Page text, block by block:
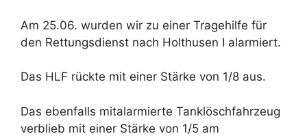
Am 25.06. wurden wir zu einer Tragehilfe für
den Rettungsdienst nach Holthusen I alarmiert.
Das HLF rückte mit einer Stärke von 1/8 aus.
Das ebenfalls mitalarmierte Tanklöschfahrzeug
verblieb mit einer Stärke von 1/5 am